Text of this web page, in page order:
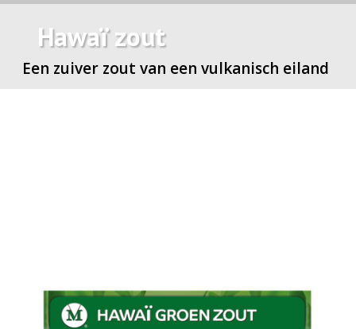
Hawaï zout
Een zuiver zout van een vulkanisch eiland